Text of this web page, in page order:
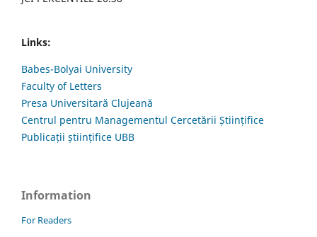
Links:
Babes-Bolyai University
Faculty of Letters
Presa Universitară Clujeană
Centrul pentru Managementul Cercetării Științifice
Publicații științifice UBB
Information
For Readers